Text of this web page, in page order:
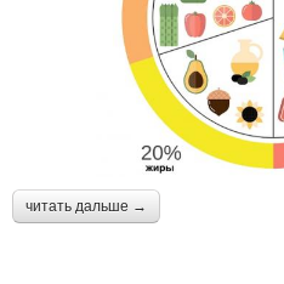
читать дальше →